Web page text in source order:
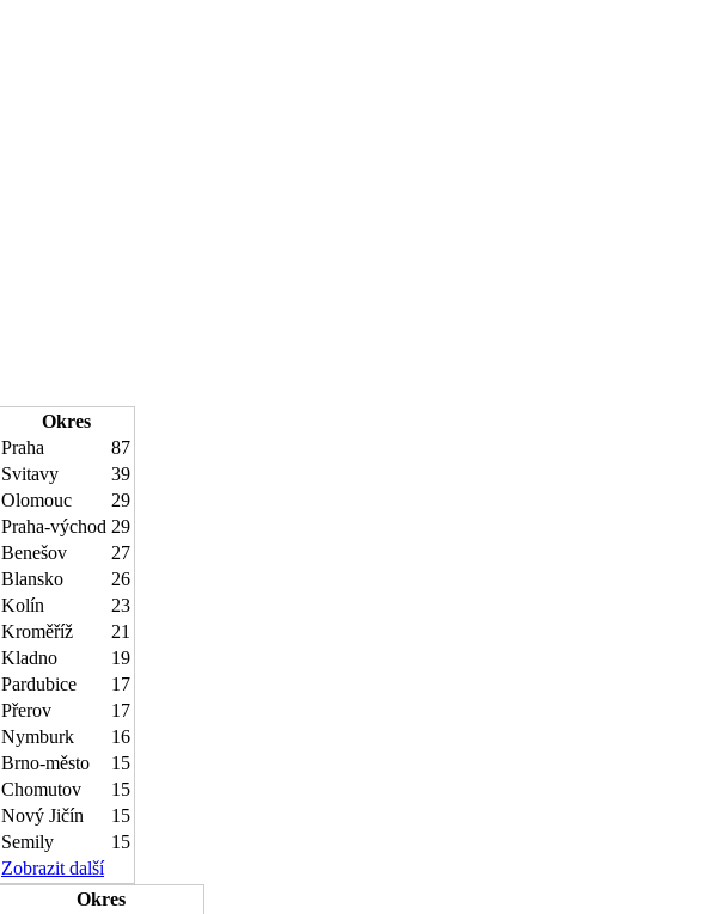
Okres
Praha
87
Svitavy
39
Olomouc
29
Praha-východ 29
Benešov
27
Blansko
26
Kolín
23
Kroměříž
21
Kladno
19
Pardubice
17
Přerov
17
Nymburk
16
Brno-město
15
Chomutov
15
Nový Jičín
15
Semily
15
Zobrazit další
Okres